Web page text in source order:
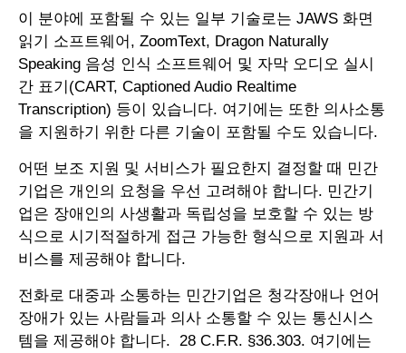
이 분야에 포함될 수 있는 일부 기술로는 JAWS 화면
읽기 소프트웨어, ZoomText, Dragon Naturally
Speaking 음성 인식 소프트웨어 및 자막 오디오 실시
간 표기(CART, Captioned Audio Realtime
Transcription) 등이 있습니다. 여기에는 또한 의사소통
을 지원하기 위한 다른 기술이 포함될 수도 있습니다.
어떤 보조 지원 및 서비스가 필요한지 결정할 때 민간
기업은 개인의 요청을 우선 고려해야 합니다. 민간기
업은 장애인의 사생활과 독립성을 보호할 수 있는 방
식으로 시기적절하게 접근 가능한 형식으로 지원과 서
비스를 제공해야 합니다.
전화로 대중과 소통하는 민간기업은 청각장애나 언어
장애가 있는 사람들과 의사 소통할 수 있는 통신시스
템을 제공해야 합니다. 28 C.F.R. §36.303. 여기에는